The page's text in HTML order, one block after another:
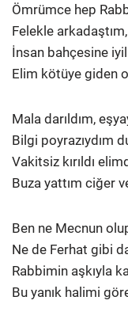
Ömrümce hep
Felekle
İnsan bahçesine
Elim kötüye giden
Mala darıldım,
Bilgi poyrazıydım
Vakitsiz kırıldı
Buza yattım ciğer
Ben ne Mecnun
Ne de Ferhat gibi
Rabbimin aşkıyla
Bu yanık halimi